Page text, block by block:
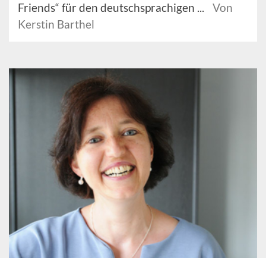
Friends“ für den deutschsprachigen ...
Von
Kerstin Barthel